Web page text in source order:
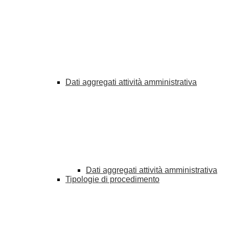
Dati aggregati attività amministrativa
Dati aggregati attività amministrativa
Tipologie di procedimento